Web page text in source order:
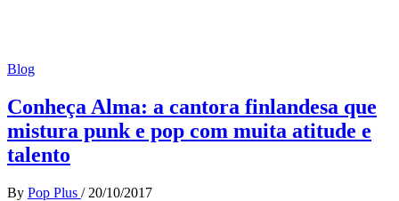
Blog
Conheça Alma: a cantora finlandesa que
mistura punk e pop com muita atitude e
talento
By Pop Plus / 20/10/2017